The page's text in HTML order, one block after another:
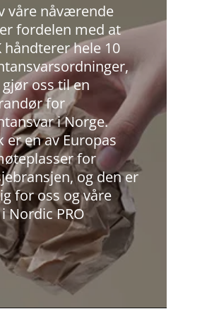
våre nåværende
fordelen med at
håndterer hele 10
oss til en
for
i Norge.
er en av Europas
for
og den er
for oss og våre
Nordic PRO